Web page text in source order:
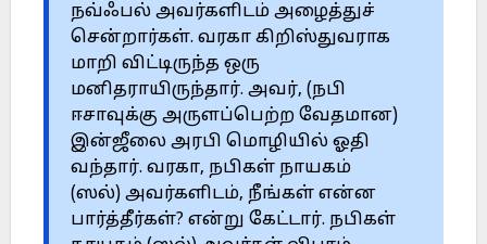
நவ்ஃபல் அவர்களிடம் அழைத்துச்
சென்றார்கள். வரகா கிறிஸ்துவராக
மாறி விட்டிருந்த ஒரு
மனிதராயிருந்தார். அவர், (நபி
ஈசாவுக்கு அருளப்பெற்ற வேதமான)
இன்ஜீலை அரபி மொழியில் ஓதி
வந்தார். வரகா, நபிகள் நாயகம்
(ஸல்) அவர்களிடம், நீங்கள் என்ன
பார்த்தீர்கள்? என்று கேட்டார். நபிகள்